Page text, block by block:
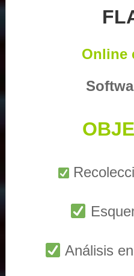
Online
Análisis